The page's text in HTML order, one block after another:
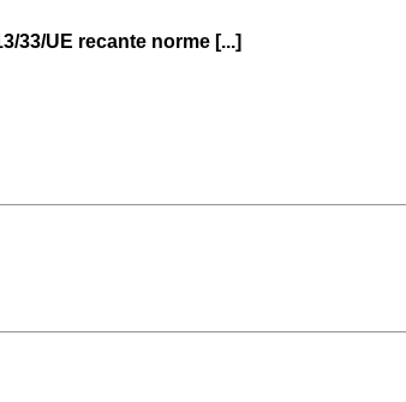
33/UE recante norme [...]